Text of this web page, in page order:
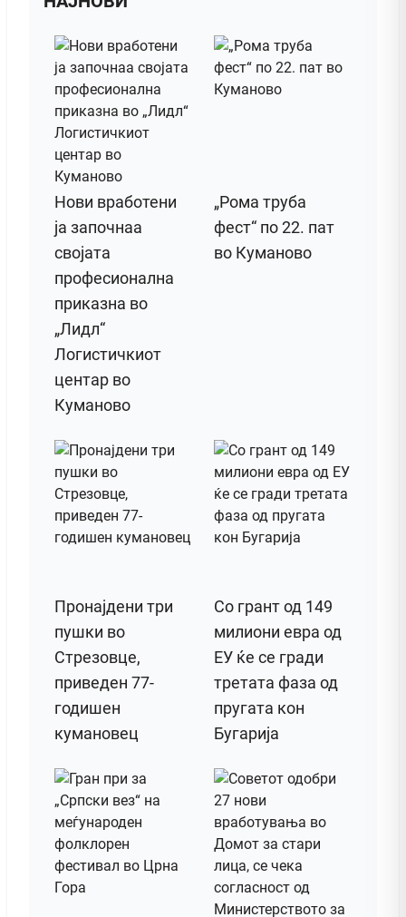
Нови вработени
ја започнаа
својата
професионална
приказна во
„Лидл“
Логистичкиот
центар во
Куманово
„Рома труба
фест“ по 22. пат
во Куманово
Пронајдени три
пушки во
Стрезовце,
приведен 77-
годишен
кумановец
Со грант од 149
милиони евра од
ЕУ ќе се гради
третата фаза од
пругата кон
Бугарија